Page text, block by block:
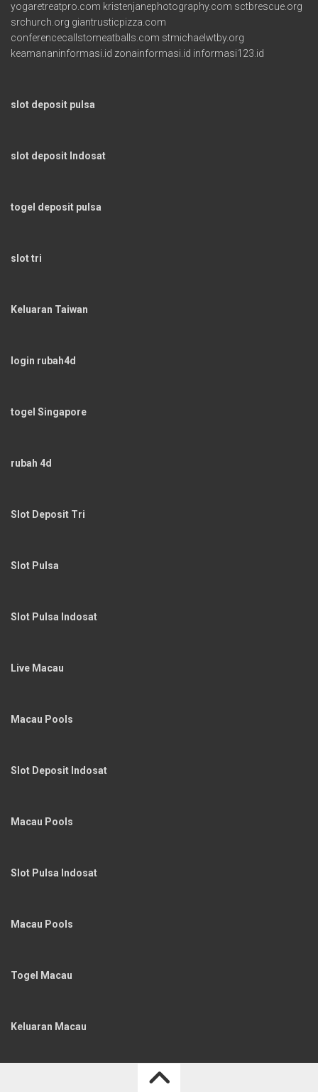
yogaretreatpro.com kristenjanephotography.com sctbrescue.org
srchurch.org giantrusticpizza.com
conferencecallstomeatballs.com stmichaelwtby.org
keamananinformasi.id zonainformasi.id informasi123.id
slot deposit pulsa
slot deposit Indosat
togel deposit pulsa
slot tri
Keluaran Taiwan
login rubah4d
togel Singapore
rubah 4d
Slot Deposit Tri
Slot Pulsa
Slot Pulsa Indosat
Live Macau
Macau Pools
Slot Deposit Indosat
Macau Pools
Slot Pulsa Indosat
Macau Pools
Togel Macau
Keluaran Macau